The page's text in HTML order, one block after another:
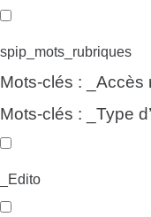
spip_mots_rubriques
Mots-clés : _Accès
Mots-clés : _Type
_Edito